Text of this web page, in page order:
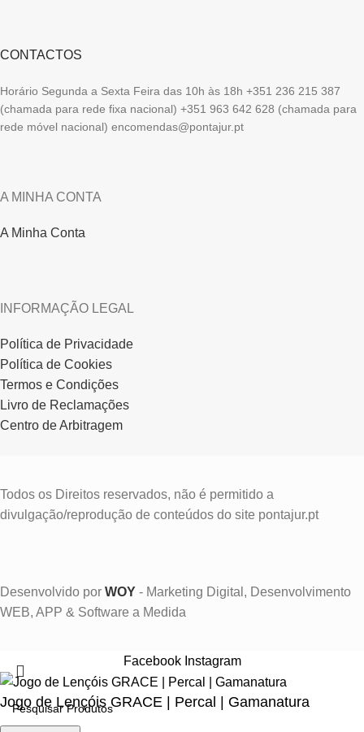
CONTACTOS
Horário Segunda a Sexta Feira das 10h às 18h +351 236 215 387
(chamada para rede fixa nacional) +351 963 642 628 (chamada para
rede móvel nacional) encomendas@pontajur.pt
A MINHA CONTA
A Minha Conta
INFORMAÇÃO LEGAL
Política de Privacidade
Política de Cookies
Termos e Condições
Livro de Reclamações
Centro de Arbitragem
Todos os Direitos reservados, não é permitido a
divulgação/reprodução de conteúdos do site pontajur.pt
Desenvolvido por WOY - Marketing Digital, Desenvolvimento
WEB, APP & Software a Medida
Facebook Instagram
Jogo de Lençóis GRACE | Percal | Gamanatura